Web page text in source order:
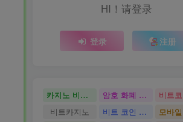
HI！请登录
登录 注册
카지노 비트코인 암호 화폐 카지노
비트카지노
비트 코인 온라인 카지노